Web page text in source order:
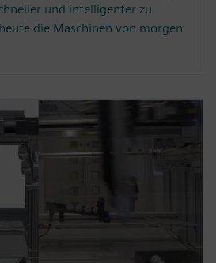
und intelligenter zu
die Maschinen von morgen